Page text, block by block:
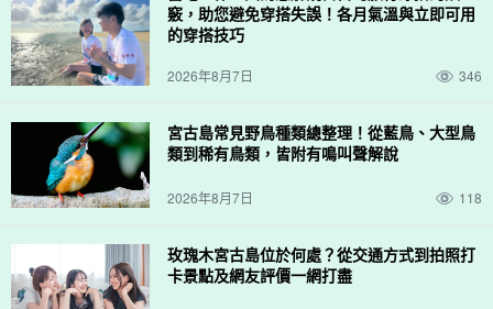
竅，助您避免穿搭失誤！各月氣溫與立即可用
的穿搭技巧
2026年8月7日 346
宮古島常見野鳥種類總整理！從藍鳥、大型鳥
類到稀有鳥類，皆附有鳴叫聲解說
2026年8月7日 118
玫瑰木宮古島位於何處？從交通方式到拍照打
卡景點及網友評價一網打盡